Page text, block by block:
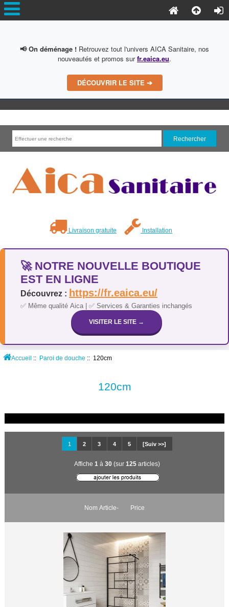
📢 On déménage ! Retrouvez tout l'univers AICA Sanitaire, nos
nouveautés et promos surfr.eaica.eu.
DÉCOUVRIR LE SITE ➔
Livraison gratuite Installation
🚀 NOTRE NOUVELLE BOUTIQUE
EST EN LIGNE
Découvrez : https://fr.eaica.eu/
✅ Même qualité Aica | ✅ Services & Garanties inchangés
VISITER LE SITE →
Accueil :: Paroi de douche :: 120cm
120cm
1 2 3 4 5 [Suiv >>]
Affiche 1 à 30 (sur 125 articles)
Nom Article- Price